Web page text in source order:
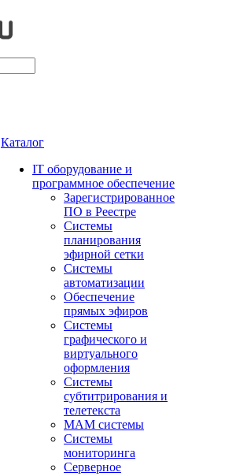
Каталог
IT оборудование и
программное обеспечение
Зарегистрированное
ПО в Реестре
Системы
планирования
эфирной сетки
Системы
автоматизации
Обеспечение
прямых эфиров
Системы
графического и
виртуального
оформления
Системы
субтитрирования и
телетекста
MAM системы
Системы
мониторинга
Серверное